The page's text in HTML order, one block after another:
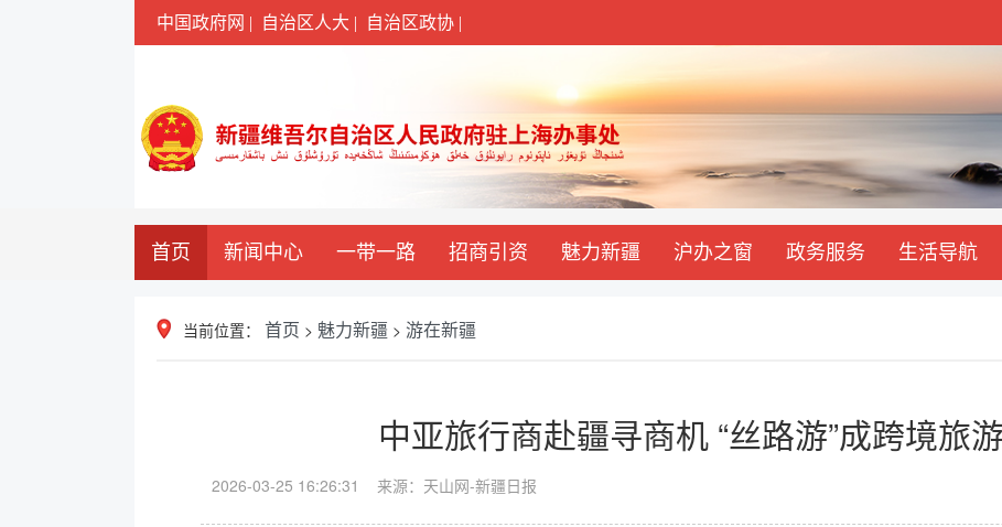
中国政府网 | 自治区人大 | 自治区政协 |
首页 新闻中心 一带一路 招商引资 魅力新疆 沪办之窗 政务服务 生活导航
当前位置： 首页 > 魅力新疆 > 游在新疆
中亚旅行商赴疆寻商机 “丝路游”成跨境旅
2026-03-25 16:26:31 来源：天山网-新疆日报